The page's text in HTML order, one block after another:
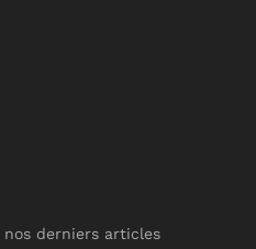
nos derniers articles